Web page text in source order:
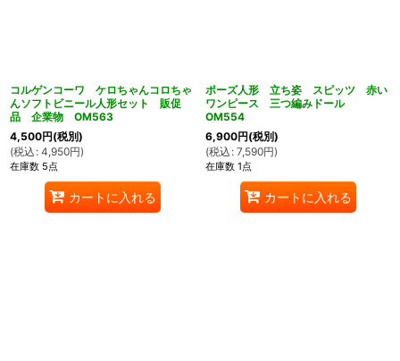
コルゲンコーワ ケロちゃんコロちゃ
んソフトビニール人形セット 販促
品 企業物 OM563
4,500円(税別)
(税込 : 4,950円)
在庫数 5点
カートに入れる
ポーズ人形 立ち姿 スピッツ 赤い
ワンピース 三つ編みドール
OM554
6,900円(税別)
(税込 : 7,590円)
在庫数 1点
カートに入れる